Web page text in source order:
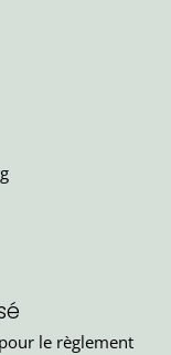
le règlement